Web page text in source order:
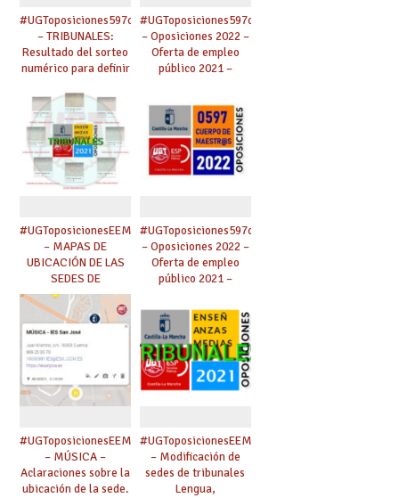
#UGToposiciones597clm2022
– TRIBUNALES:
Resultado del sorteo
numérico para definir
de los cuales se
designarán los
miembros de
tribunal.
#UGToposiciones597clm2022
– Oposiciones 2022 –
Oferta de empleo
público 2021 –
y AAEE, Inspección.
#UGToposicionesEEMMclm2021
– MAPAS DE
UBICACIÓN DE LAS
SEDES DE
TRIBUNALES.
#UGToposiciones597clm2022
– Oposiciones 2022 –
Oferta de empleo
público 2021 –
Catedráticos Música
y AAEE, Inspección.
#UGToposicionesEEMMclm2021
– MÚSICA –
Aclaraciones sobre la
ubicación de la sede.
#UGToposicionesEEMMclm2021
– Modificación de
sedes de tribunales
Lengua,